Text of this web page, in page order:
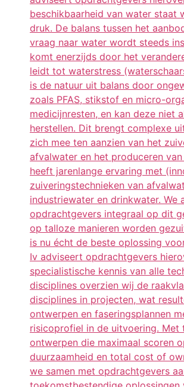
beschikbaarheid van water staat
druk. De balans tussen het
vraag naar water wordt steeds
komt enerzijds door het
leidt tot waterstress
is de natuur uit balans door
zoals PFAS, stikstof en micro-
medicijnresten, en kan deze niet
herstellen. Dit brengt complexe
zich mee ten aanzien van het
afvalwater en het produceren
heeft jarenlange ervaring met
zuiveringstechnieken van
industriewater en drinkwater. We
opdrachtgevers integraal op dit
op talloze manieren worden
is nu écht de beste oplossing
Iv adviseert opdrachtgevers
specialistische kennis van alle
disciplines overzien wij de
disciplines in projecten, wat
ontwerpen en faseringsplannen
risicoprofiel in de uitvoering. Met
ontwerpen die maximaal scoren
duurzaamheid en total cost of
we samen met opdrachtgevers